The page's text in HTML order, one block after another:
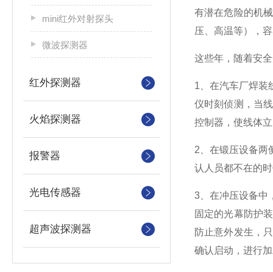
mini红外对射探头
微波探测器
红外探测器
火焰探测器
报警器
光电传感器
超声波探测器
有潜在危险的机
压、高温等），
这些年，随着安
1、在汽车厂焊装
仪时刻侦测，当
控制器，使线体
2、在锻压设备两
认人员都不在的
3、在冲压设备中
固定的光幕防护
防止意外发生，
确认启动，进行